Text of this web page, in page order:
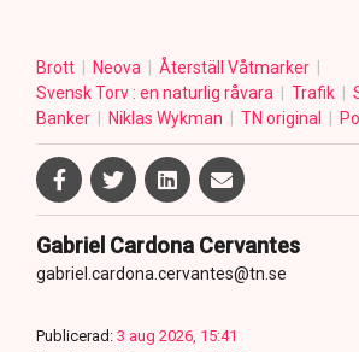
Brott Neova
Återställ Våtmarker
Svensk Torv : en naturlig råvara
Trafik
Banker
Niklas Wykman TN original
Gabriel Cardona Cervantes
gabriel.cardona.cervantes@tn.se
Publicerad: 3 aug 2026, 15:41